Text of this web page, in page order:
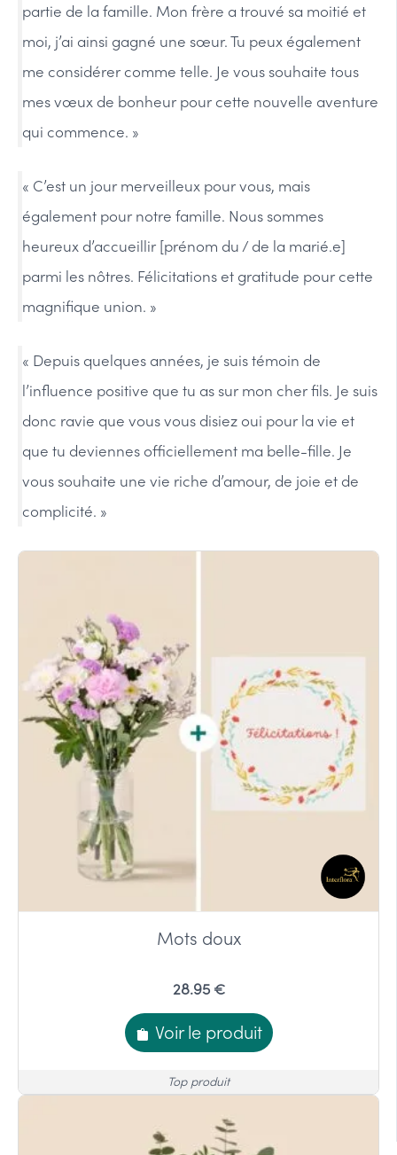
partie de la famille. Mon frère a trouvé sa moitié et
moi, j’ai ainsi gagné une sœur. Tu peux également
me considérer comme telle. Je vous souhaite tous
mes vœux de bonheur pour cette nouvelle aventure
qui commence. »
« C’est un jour merveilleux pour vous, mais
également pour notre famille. Nous sommes
heureux d’accueillir [prénom du / de la marié.e]
parmi les nôtres. Félicitations et gratitude pour cette
magnifique union. »
« Depuis quelques années, je suis témoin de
l’influence positive que tu as sur mon cher fils. Je suis
donc ravie que vous vous disiez oui pour la vie et
que tu deviennes officiellement ma belle-fille. Je
vous souhaite une vie riche d’amour, de joie et de
complicité. »
Mots doux
28.95 €
Voir le produit
Top produit